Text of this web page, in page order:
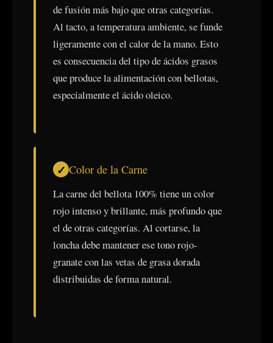
de fusión más bajo que otras categorías.
Al tacto, a temperatura ambiente, se funde
ligeramente con el calor de la mano. Esto
es consecuencia del tipo de ácidos grasos
que produce la alimentación con bellotas,
especialmente el ácido oleico.
Color de la Carne
La carne del bellota 100% tiene un color
rojo intenso y brillante, más profundo que
el de otras categorías. Al cortarse, la
loncha debe mantener ese tono rojo-
granate con las vetas de grasa dorada
distribuidas de forma natural.